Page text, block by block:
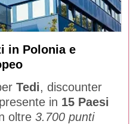
in Polonia e
Tedi, discounter
in 15 Paesi
oltre 3.700 punti